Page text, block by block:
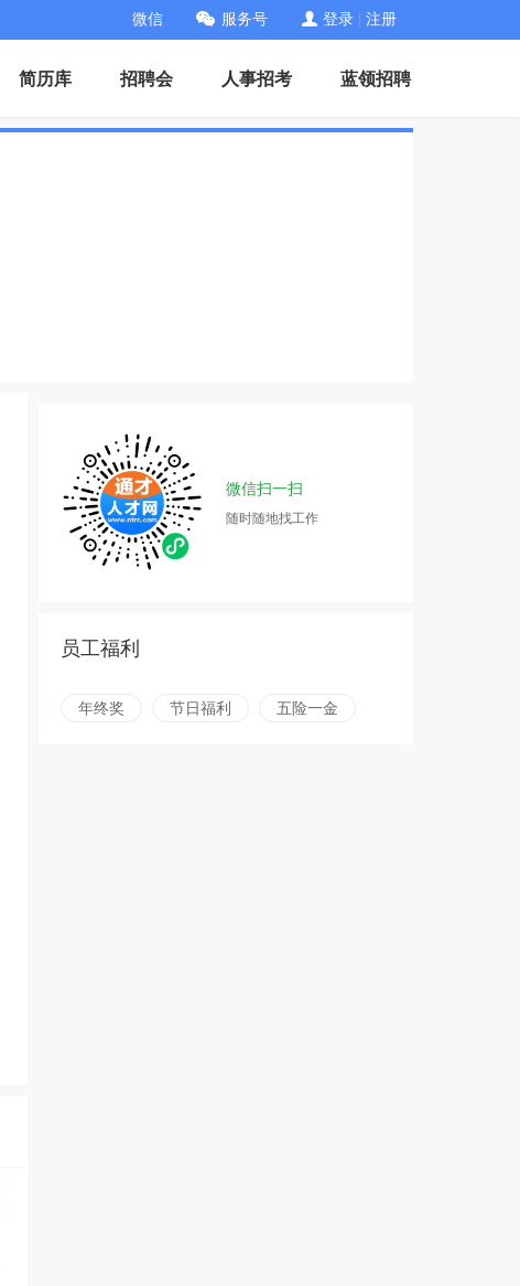
微信 服务号 登录 注册
简历库 招聘会 人事招考 蓝领招聘
微信扫一扫
随时随地找工作
员工福利
年终奖 节日福利 五险一金